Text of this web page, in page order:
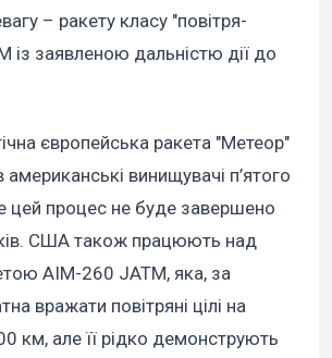
– ракету класу "повітря-
із заявленою дальністю дії до
європейська ракета "Метеор"
американські винищувачі п’ятого
цей процес не буде завершено
США також працюють над
AIM-260 JATM, яка, за
вражати повітряні цілі на
км, але її рідко демонструють